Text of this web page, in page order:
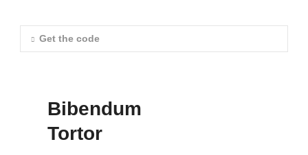
Get the code
Bibendum
Tortor